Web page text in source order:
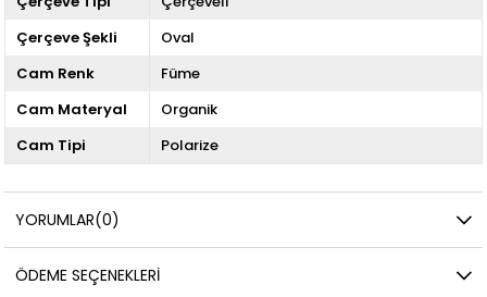
Çerçeve Şekli
Oval
Cam Renk
Füme
Cam Materyal
Organik
Cam Tipi
Polarize
YORUMLAR(0)
ÖDEME SEÇENEKLERI